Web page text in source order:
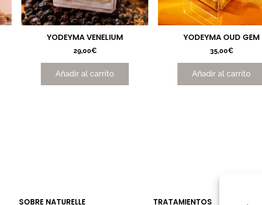
YODEYMA VENELIUM
29,00€
Añadir al carrito
YODEYMA OUD GEM
35,00€
Añadir al carrito
SOBRE NATURELLE TRATAMIENTOS